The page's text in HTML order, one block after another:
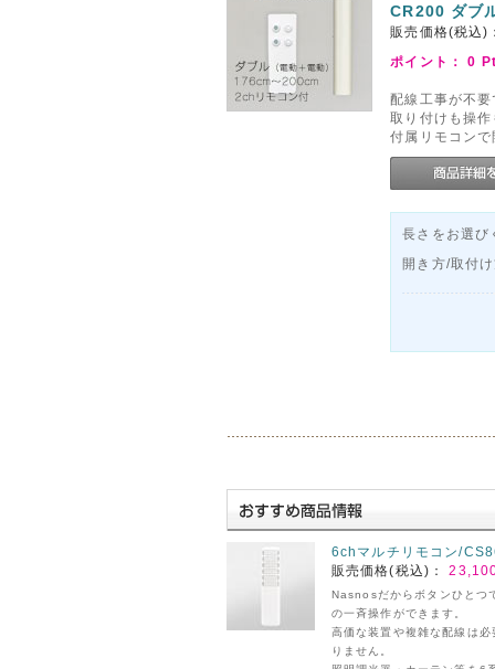
CR200 ダブ
販売価格(税込)
ポイント：0
配線工事が不
取り付けも操
付属リモコン
長さをお選
開き方/取付
6chマルチリモコン/
販売価格(税込)：
Nasnosだからボタンひとつ
の一斉操作ができます。
高価な装置や複雑な配線は必
りません。